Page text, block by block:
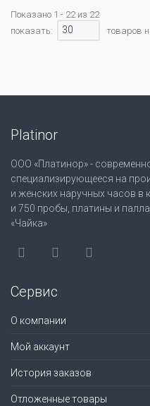
Показано 1 - 22 из 22
показать:
30 товаров
Platinor
ООО «Платинор» -
специализирующееся на
и женских наручных часов в
и 750 пробы, платины и
«Чайка»
Сервис
О компании
Мой аккаунт
История заказов
Отложенные товары